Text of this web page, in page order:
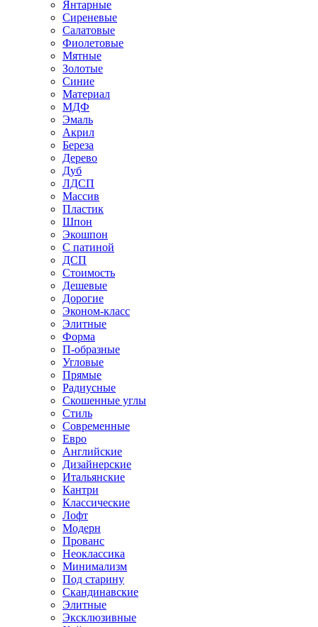
Янтарные
Сиреневые
Салатовые
Фиолетовые
Мятные
Золотые
Синие
Материал
МДФ
Эмаль
Акрил
Береза
Дерево
Дуб
ЛДСП
Массив
Пластик
Шпон
Экошпон
С патиной
ДСП
Стоимость
Дешевые
Дорогие
Эконом-класс
Элитные
Форма
П-образные
Угловые
Прямые
Радиусные
Скошенные углы
Стиль
Современные
Евро
Английские
Дизайнерские
Итальянские
Кантри
Классические
Лофт
Модерн
Прованс
Неоклассика
Минимализм
Под старину
Скандинавские
Элитные
Эксклюзивные